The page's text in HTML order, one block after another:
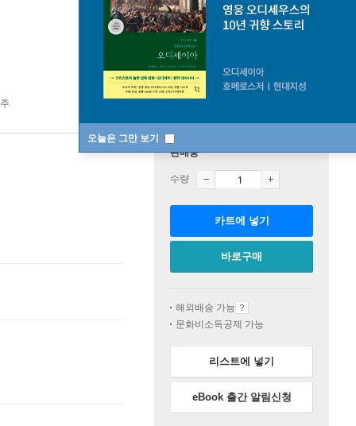
오늘은 그만 보기
판매중
수량
카트에 넣기
바로구매
해외배송 가능
문화비소득공제 가능
리스트에 넣기
eBook 출간 알림신청